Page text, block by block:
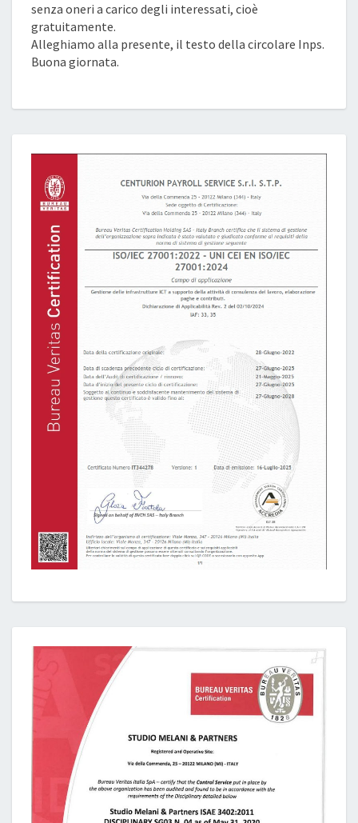
senza oneri a carico degli interessati, cioè
gratuitamente.
Alleghiamo alla presente, il testo della circolare Inps.
Buona giornata.